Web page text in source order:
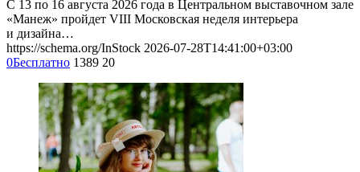
С 13 по 16 августа 2026 года в Центральном выставочном зале
«Манеж» пройдет VIII Московская неделя интерьера
и дизайна…
https://schema.org/InStock 2026-07-28T14:41:00+03:00
0Бесплатно 1389 20